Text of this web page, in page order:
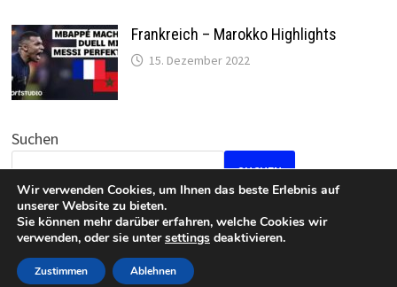
Frankreich – Marokko Highlights
15. Dezember 2022
Suchen
SUCHEN
Datenschutz Impressum
Wir verwenden Cookies, um Ihnen das beste Erlebnis auf
unserer Website zu bieten.
Sie können mehr darüber erfahren, welche Cookies wir
verwenden, oder sie untersettings deaktivieren.
Zustimmen Ablehnen